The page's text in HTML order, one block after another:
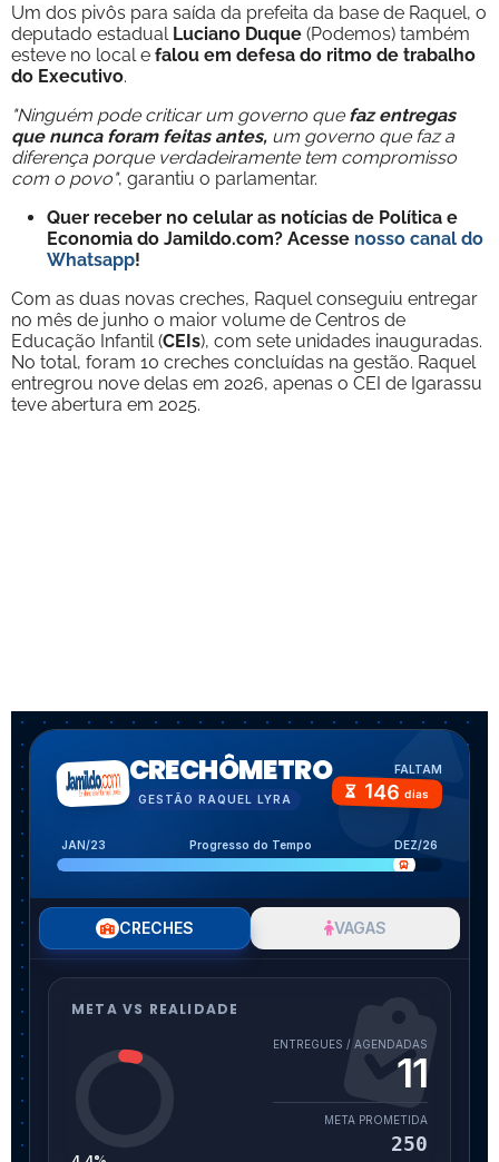
Um dos pivôs para saída da prefeita da base de Raquel, o
deputado estadual Luciano Duque (Podemos) também
esteve no local e falou em defesa do ritmo de trabalho
do Executivo.
"Ninguém pode criticar um governo quefaz entregas
que nunca foram feitas antes, um governo que faz a
diferença porque verdadeiramente tem compromisso
com o povo", garantiu o parlamentar.
Quer receber no celular as notícias de Política e
Economia do Jamildo.com? Acesse nosso canal do
Whatsapp!
Com as duas novas creches, Raquel conseguiu entregar
no mês de junho o maior volume de Centros de
Educação Infantil (CEIs), com sete unidades inauguradas.
No total, foram 10 creches concluídas na gestão. Raquel
entregrou nove delas em 2026, apenas o CEI de Igarassu
teve abertura em 2025.